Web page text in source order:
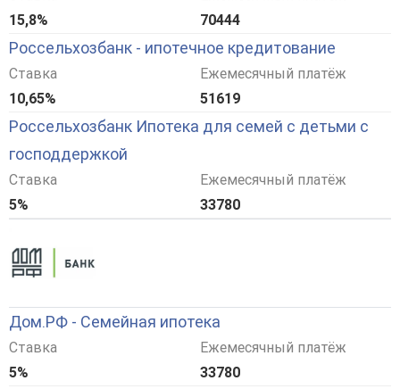
15,8%
70444
Россельхозбанк - ипотечное кредитование
Ставка
10,65%
Ежемесячный платёж
51619
Россельхозбанк Ипотека для семей с детьми с
господдержкой
Ставка
5%
Ежемесячный платёж
33780
Дом.РФ - Семейная ипотека
Ставка
5%
Ежемесячный платёж
33780